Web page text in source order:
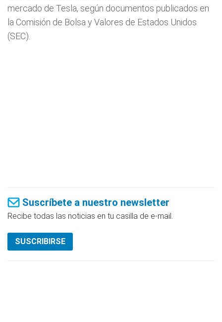
mercado de Tesla, según documentos publicados en
la Comisión de Bolsa y Valores de Estados Unidos
(SEC).
Suscríbete a nuestro newsletter
Recibe todas las noticias en tu casilla de e-mail.
SUSCRIBIRSE